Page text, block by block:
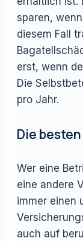
sparen,
diesem Fall
erst, wenn
Die
pro Jahr.
Die
Wer eine
eine andere
immer einen
auch auf